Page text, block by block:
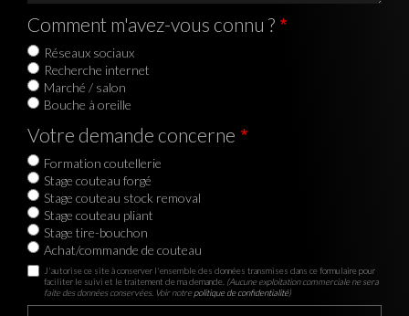
Comment m'avez-vous connu ?
Réseaux sociaux
Recherche internet
Marché / salon
Bouche à oreille
Votre demande concerne
Formation coutellerie
Stage couteau forgé
Stage couteau stock removal
Stage couteau pliant
Stage tire-bouchon
Achat/commande de couteau
J'autorise ce site à conserver l'ensemble des données transmises dans ce formulaire pour
faciliter le suivi et le traitement de ma demande. (Aucune exploitation commerciale ne sera
faite des données conservées. Voir notrepolitique de confidentialité)